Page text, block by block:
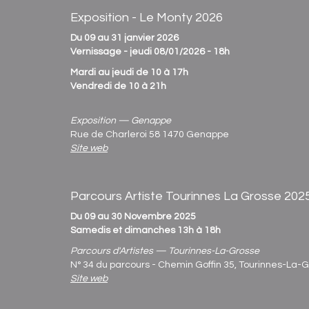
Exposition - Le Monty 2026
Du 09 au 31 janvier 2026
Vernissage - jeudi 08/01/2026 - 18h
Mardi au jeudi de 10 à 17h
Vendredi de 10 à 21h
Exposition — Genappe
Rue de Charleroi 58 1470 Genappe
Site web
Parcours Artiste Tourinnes La Grosse
Du 09 au 30 Novembre 2025
Samedis et dimanches 13h à 18h
Parcours d'Artistes — Tourinnes-La-Grosse
N° 34 du parcours - Chemin Goffin 35, Tourinnes-La-
Site web